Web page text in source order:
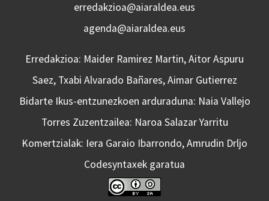
erredakzioa@aiaraldea.eus
agenda@aiaraldea.eus
Erredakzioa: Maider Ramirez Martin, Aitor Aspuru
Saez, Txabi Alvarado Bañares, Aimar Gutierrez
Bidarte Ikus-entzunezkoen arduraduna: Naia Vallejo
Torres Zuzentzailea: Naroa Salazar Yarritu
Komertzialak: Iera Garaio Ibarrondo, Amrudin Drljo
Codesyntaxek garatua